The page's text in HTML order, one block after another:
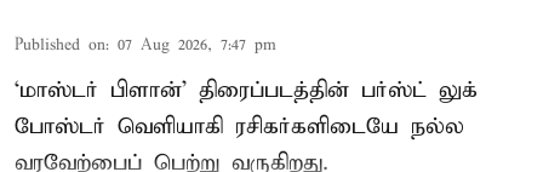
Published on: 07 Aug 2026, 7:47 pm
‘மாஸ்டர் பிளான்’ திரைப்படத்தின் பர்ஸ்ட் லுக்
போஸ்டர் வெளியாகி ரசிகர்களிடையே நல்ல
வரவேற்பைப் பெற்று வருகிறது.